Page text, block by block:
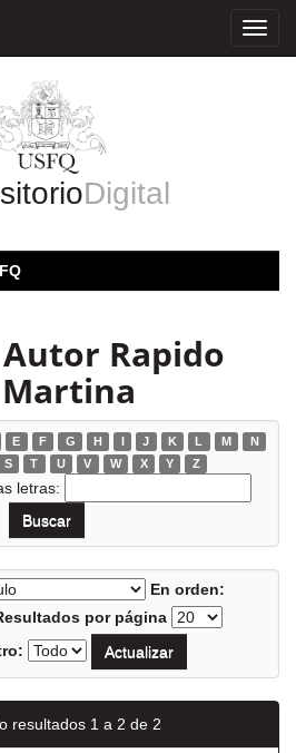
Digital
Rapido
E F G H I J K L M
N
S T U V W X Y Z
letras:
En orden:
por página
resultados 1 a 2 de 2